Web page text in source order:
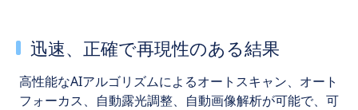
迅速、正確で再現性のある結果
高性能なAIアルゴリズムによるオートスキャン、オート
フォーカス、自動露光調整、自動画像解析が可能で、可